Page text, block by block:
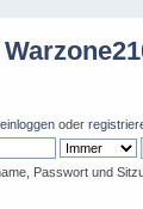
einloggen oder
Passwort und